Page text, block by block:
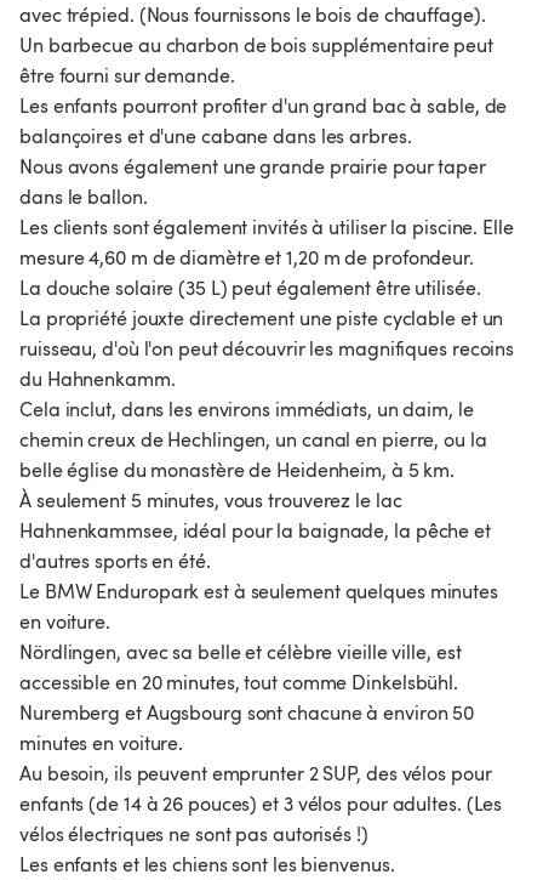
avec trépied. (Nous fournissons le bois de chauffage).
Un barbecue au charbon de bois supplémentaire peut
être fourni sur demande.
Les enfants pourront profiter d'un grand bac à sable, de
balançoires et d'une cabane dans les arbres.
Nous avons également une grande prairie pour taper
dans le ballon.
Les clients sont également invités à utiliser la piscine. Elle
mesure 4,60 m de diamètre et 1,20 m de profondeur.
La douche solaire (35 L) peut également être utilisée.
La propriété jouxte directement une piste cyclable et un
ruisseau, d'où l'on peut découvrir les magnifiques recoins
du Hahnenkamm.
Cela inclut, dans les environs immédiats, un daim, le
chemin creux de Hechlingen, un canal en pierre, ou la
belle église du monastère de Heidenheim, à 5 km.
À seulement 5 minutes, vous trouverez le lac
Hahnenkammsee, idéal pour la baignade, la pêche et
d'autres sports en été.
Le BMW Enduropark est à seulement quelques minutes
en voiture.
Nördlingen, avec sa belle et célèbre vieille ville, est
accessible en 20 minutes, tout comme Dinkelsbühl.
Nuremberg et Augsbourg sont chacune à environ 50
minutes en voiture.
Au besoin, ils peuvent emprunter 2 SUP, des vélos pour
enfants (de 14 à 26 pouces) et 3 vélos pour adultes. (Les
vélos électriques ne sont pas autorisés !)
Les enfants et les chiens sont les bienvenus.